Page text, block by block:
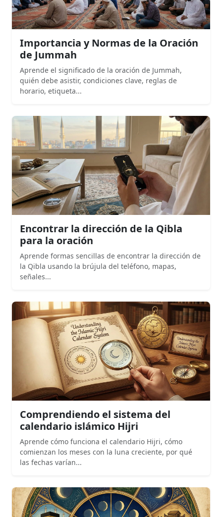
Importancia y Normas de la Oración
de Jummah
Aprende el significado de la oración de Jummah,
quién debe asistir, condiciones clave, reglas de
horario, etiqueta...
Encontrar la dirección de la Qibla
para la oración
Aprende formas sencillas de encontrar la dirección de
la Qibla usando la brújula del teléfono, mapas,
señales...
Comprendiendo el sistema del
calendario islámico Hijri
Aprende cómo funciona el calendario Hijri, cómo
comienzan los meses con la luna creciente, por qué
las fechas varían...